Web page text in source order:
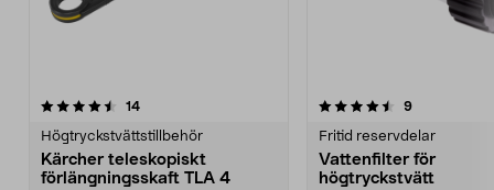
14recensioner
Högtryckstvättstillbehör
Kärcher teleskopiskt
förlängningsskaft TLA 4
4.5av 5 stjärnor 9recensioner
Fritid reservdelar
Vattenfilter för
högtryckstvätt
5.0av 5 stjärnor